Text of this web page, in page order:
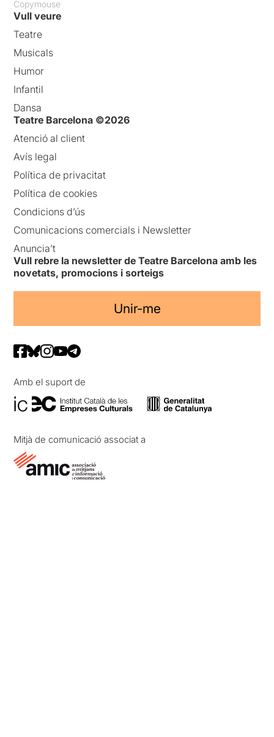
Copymouse
Vull veure
Teatre
Musicals
Humor
Infantil
Dansa
Teatre Barcelona ©2026
Atenció al client
Avís legal
Política de privacitat
Política de cookies
Condicions d’ús
Comunicacions comercials i Newsletter
Anuncia’t
Vull rebre la newsletter de Teatre Barcelona amb les
novetats, promocions i sorteigs
Unir-me
Amb el suport de
Mitjà de comunicació associat a